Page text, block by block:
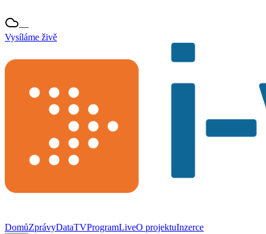
—
Vysíláme živě
DomůZprávyDataTVProgramLiveO projektuInzerce